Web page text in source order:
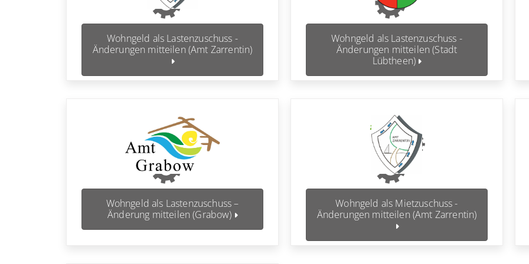
Wohngeld als Lastenzuschuss -
Änderungen mitteilen (Amt Zarrentin)
Wohngeld als Lastenzuschuss -
Änderungen mitteilen (Stadt
Lübtheen)
Wohngeld als Lastenzuschuss –
Änderung mitteilen (Grabow)
Wohngeld als Mietzuschuss -
Änderungen mitteilen (Amt Zarrentin)